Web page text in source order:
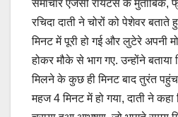
समाचार एजेंसी रॉयटर्स के मुताबिक,
रचिदा दाती ने चोरों को पेशेवर
मिनट में पूरी हो गई और लुटेरे अपनी
होकर मौके से भाग गए. उन्होंने
मिलने के कुछ ही मिनट बाद तुरंत
महज 4 मिनट में हो गया, दाती ने